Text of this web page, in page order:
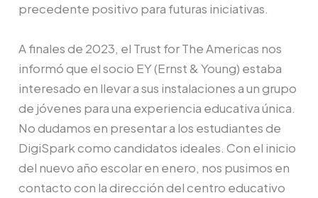
precedente positivo para futuras iniciativas.
A finales de 2023, el Trust for The Americas nos
informó que el socio EY (Ernst & Young) estaba
interesado en llevar a sus instalaciones a un grupo
de jóvenes para una experiencia educativa única.
No dudamos en presentar a los estudiantes de
DigiSpark como candidatos ideales. Con el inicio
del nuevo año escolar en enero, nos pusimos en
contacto con la dirección del centro educativo